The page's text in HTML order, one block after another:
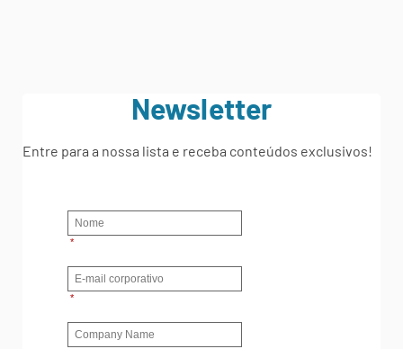
Newsletter
Entre para a nossa lista e receba conteúdos exclusivos!